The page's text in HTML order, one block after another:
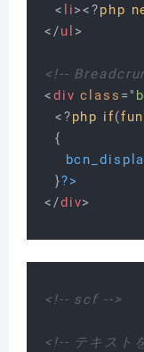
< li><?php
</ul >
<!--
<div class =
<?php if(
{
  }
?>
</div>
<!-- scf -->
<!-- テキスト